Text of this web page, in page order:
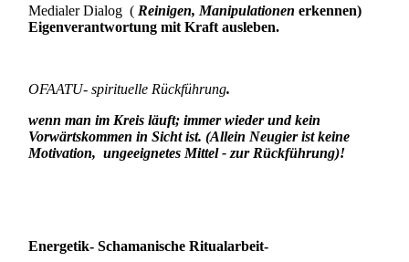
Medialer Dialog ( Reinigen, Manipulationen erkennen)
Eigenverantwortung mit Kraft ausleben.
OFAATU- spirituelle Rückführung.
wenn man im Kreis läuft; immer wieder und kein
Vorwärtskommen in Sicht ist. (Allein Neugier ist keine
Motivation, ungeeignetes Mittel - zur Rückführung)!
Energetik- Schamanische Ritualarbeit-